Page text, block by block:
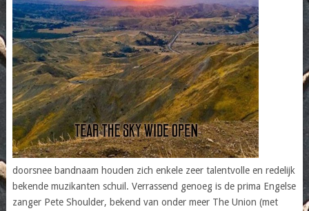
doorsnee bandnaam houden zich enkele zeer talentvolle en redelijk
bekende muzikanten schuil. Verrassend genoeg is de prima Engelse
zanger Pete Shoulder, bekend van onder meer The Union (met